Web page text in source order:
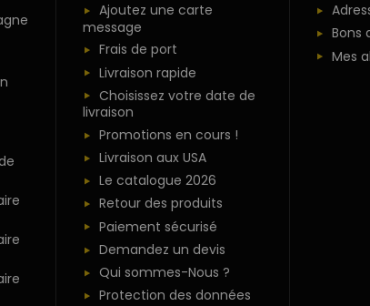
Ajoutez une carte
message
Frais de port
Livraison rapide
Choisissez votre date de
livraison
Promotions en cours !
Livraison aux USA
Le catalogue 2026
Retour des produits
Paiement sécurisé
Demandez un devis
Qui sommes-Nous ?
Protection des données
Bons
Mes